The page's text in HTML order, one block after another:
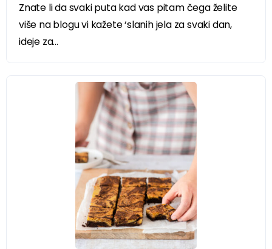
Znate li da svaki puta kad vas pitam čega želite
više na blogu vi kažete ‘slanih jela za svaki dan,
ideje za...